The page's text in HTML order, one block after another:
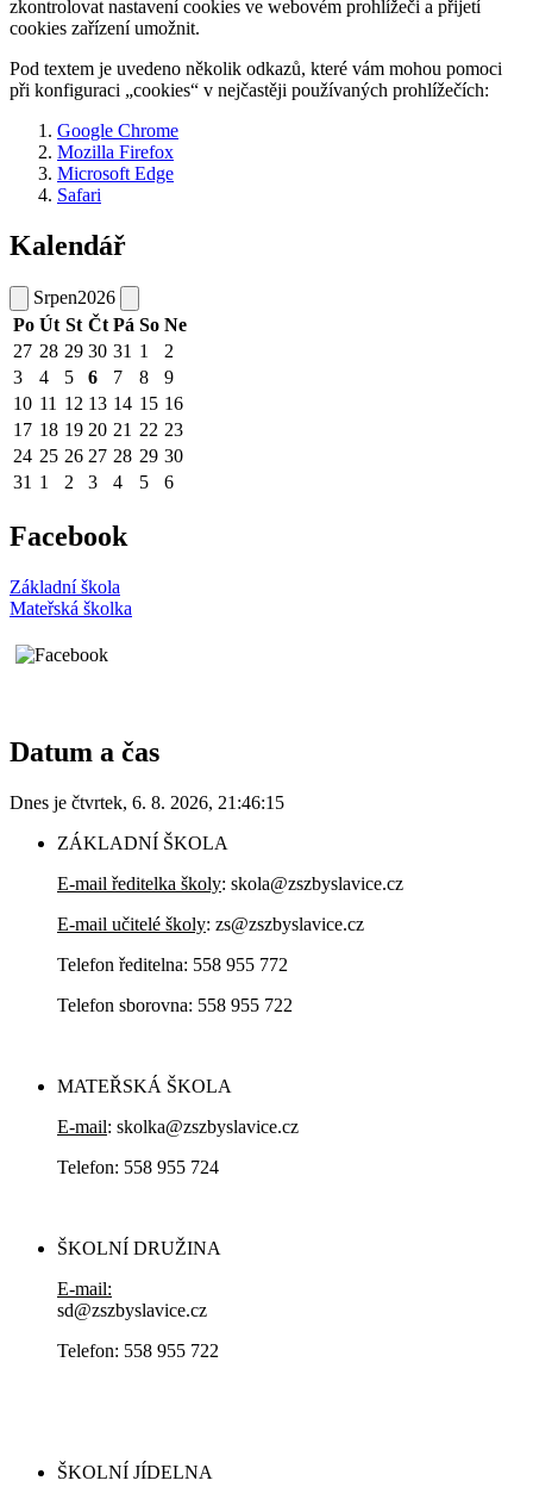
zkontrolovat nastavení cookies ve webovém prohlížeči a přijetí
cookies zařízení umožnit.
Pod textem je uvedeno několik odkazů, které vám mohou pomoci
při konfiguraci „cookies“ v nejčastěji používaných prohlížečích:
Google Chrome
Mozilla Firefox
Microsoft Edge
Safari
Kalendář
Srpen2026
Po Út St Čt Pá So Ne
27 28 29 30 31 1
2
3
4 5 6 7 8
9
10 11 12 13 14 15 16
17 18 19 20 21 22 23
24 25 26 27 28 29 30
31 1 2 3 4 5 6
Facebook
Základní škola
Mateřská školka
Datum a čas
Dnes je čtvrtek, 6. 8. 2026, 21:46:15
ZÁKLADNÍ ŠKOLA
E-mail ředitelka školy: skola@zszbyslavice.cz
E-mail učitelé školy: zs@zszbyslavice.cz
Telefon ředitelna: 558 955 772
Telefon sborovna: 558 955 722
MATEŘSKÁ ŠKOLA
E-mail: skolka@zszbyslavice.cz
Telefon: 558 955 724
ŠKOLNÍ DRUŽINA
E-mail:
sd@zszbyslavice.cz
Telefon: 558 955 722
ŠKOLNÍ JÍDELNA